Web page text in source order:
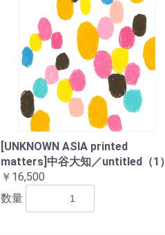
[UNKNOWN ASIA printed
matters]中谷大知／untitled（1）
￥16,500
数量